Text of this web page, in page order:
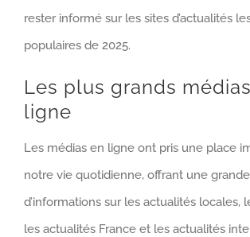
rester informé sur les sites d’actualités
populaires de 2025.
Les plus grands
ligne
Les médias en ligne ont pris une place
notre vie quotidienne, offrant une
d’informations sur les actualités locales,
les actualités France et les actualités